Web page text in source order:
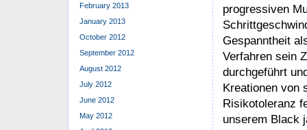
progressiven
Gespanntheit
Verfahren sein
durchgeführt
Kreationen von
Risikotoleranz
unserem Black
February 2013
January 2013
October 2012
September 2012
August 2012
July 2012
June 2012
May 2012